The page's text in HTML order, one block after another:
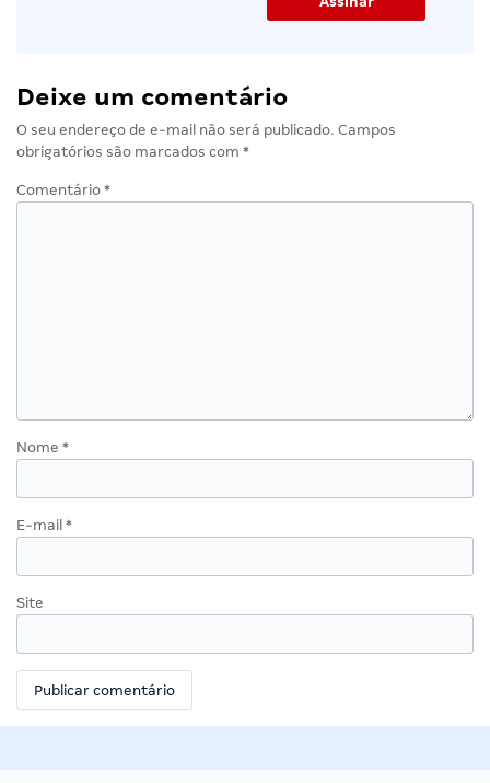
Deixe um comentário
O seu endereço de e-mail não será publicado. Campos
obrigatórios são marcados com *
Comentário *
Nome *
E-mail *
Site